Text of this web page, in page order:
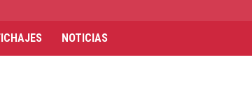
NOTICIAS